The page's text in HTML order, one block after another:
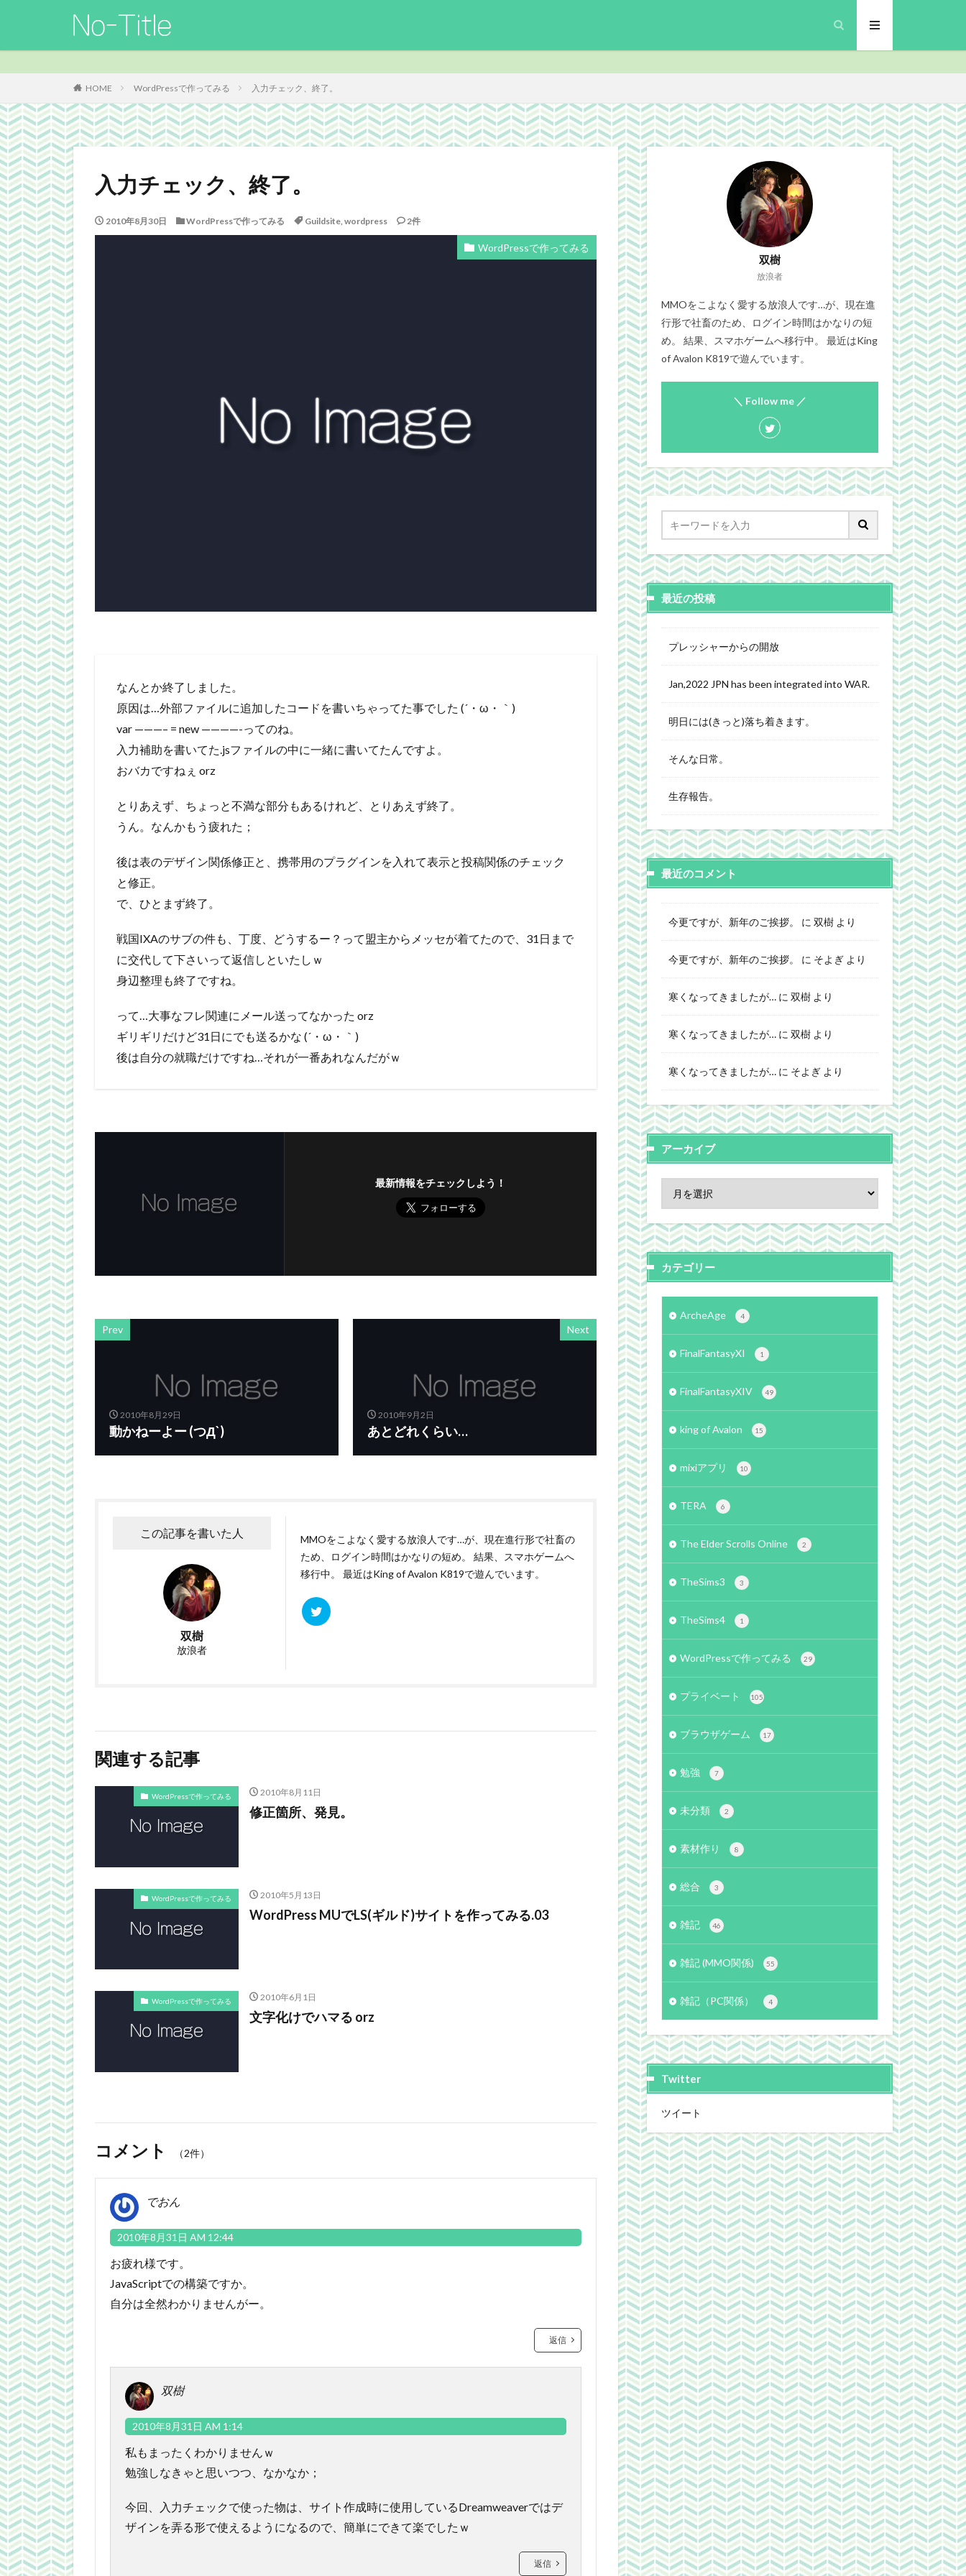
HOME WordPressで作ってみる 入力チェック、終了。
入力チェック、終了。
2010年8月30日 WordPressで作ってみる Guildsite, wordpress 2件
WordPressで作ってみる
なんとか終了しました。
原因は…外部ファイルに追加したコードを書いちゃってた事でした (´・ω・｀)
var ———– = new ————-ってのね。
入力補助を書いてた.jsファイルの中に一緒に書いてたんですよ。
おバカですねぇ orz
とりあえず、ちょっと不満な部分もあるけれど、とりあえず終了。
うん。なんかもう疲れた；
後は表のデザイン関係修正と、携帯用のプラグインを入れて表示と投稿関係のチェック
と修正。
で、ひとまず終了。
戦国IXAのサブの件も、丁度、どうするー？って盟主からメッセが着てたので、31日まで
に交代して下さいって返信しといたしｗ
身辺整理も終了ですね。
って…大事なフレ関連にメール送ってなかった orz
ギリギリだけど31日にでも送るかな (´・ω・｀)
後は自分の就職だけですね…それが一番あれなんだがｗ
最新情報をチェックしよう！
Prev
2010年8月29日
動かねーよー (つД`)
Next
2010年9月2日
あとどれくらい…
この記事を書いた人
双樹
放浪者
MMOをこよなく愛する放浪人です…が、現在進行形で社畜の
ため、ログイン時間はかなりの短め。 結果、スマホゲームへ
移行中。 最近はKing of Avalon K819で遊んでいます。
関連する記事
WordPressで作ってみる 2010年8月11日
修正箇所、発見。
WordPressで作ってみる 2010年5月13日
WordPress MUでLS(ギルド)サイトを作ってみる.03
WordPressで作ってみる 2010年6月1日
文字化けでハマる orz
コメント （2件）
でおん
2010年8月31日 AM 12:44
お疲れ様です。
JavaScriptでの構築ですか。
自分は全然わかりませんがー。
返信
双樹
2010年8月31日 AM 1:14
私もまったくわかりませんｗ
勉強しなきゃと思いつつ、なかなか；
今回、入力チェックで使った物は、サイト作成時に使用しているDreamweaverではデ
ザインを弄る形で使えるようになるので、簡単にできて楽でしたｗ
返信
双樹
放浪者
MMOをこよなく愛する放浪人です…が、現在進
行形で社畜のため、ログイン時間はかなりの短
め。 結果、スマホゲームへ移行中。 最近はKing
of Avalon K819で遊んでいます。
＼ Follow me ／
最近の投稿
プレッシャーからの開放
Jan,2022 JPN has been integrated into WAR.
明日には(きっと)落ち着きます。
そんな日常。
生存報告。
最近のコメント
今更ですが、新年のご挨拶。 に 双樹 より
今更ですが、新年のご挨拶。 に そよぎ より
寒くなってきましたが… に 双樹 より
寒くなってきましたが… に 双樹 より
寒くなってきましたが… に そよぎ より
アーカイブ
カテゴリー
ArcheAge 4
FinalFantasyXI 1
FinalFantasyXIV 49
king of Avalon 15
mixiアプリ 10
TERA 6
The Elder Scrolls Online 2
TheSims3 3
TheSims4 1
WordPressで作ってみる 29
プライベート 105
ブラウザゲーム 17
勉強 7
未分類 2
素材作り 8
総合 3
雑記 46
雑記 (MMO関係) 55
雑記（PC関係） 4
Twitter
ツイート
カテゴリー
タグ
ArcheAge Benchmark download Facebook FF14 FinalFantasyⅪ
FinalFantasyXIV
mixiアプリ
MO
Screenshot security
WebDesign
Webgraphics
wordpress WorldNews サービス終了
佐川クオリティ 動画 口蹄疫 国政